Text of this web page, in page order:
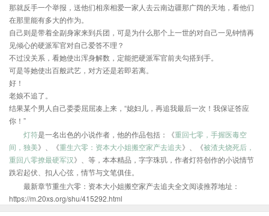
那就反手一个举报，送他们相亲相爱一家人去云南边疆那广阔的天地，看他们
在那里能有多大的作为。
自己则是带着全副身家来到兵团，可是为什么那个上一世的对自己一见钟情再
见倾心的硬派军官对自己爱答不理？
不过没关系，看她使出浑身解数，定能把硬派军官前夫勾搭到手。
可是等她使出百般武艺，对方还是若即若离。
好！
老娘不追了。
结果某个男人自己委委屈屈凑上来，“媳妇儿，再追我最后一次！我保证答应
你！”
灯符是一名出色的小说作者，他的作品包括：《重回七零，手握医毒空
间，独美》、《重生六零：资本大小姐搬空家产去追夫》、《被渣夫烧死后，
重回八零撩最硬军汉》、等，本本精品，字字珠玑，作者灯符创作的小说情节
跌宕起伏、扣人心弦，情节与文笔俱佳。
最新章节重生六零：资本大小姐搬空家产去追夫全文阅读推荐地址：
https://m.20xs.org/shu/415292.html